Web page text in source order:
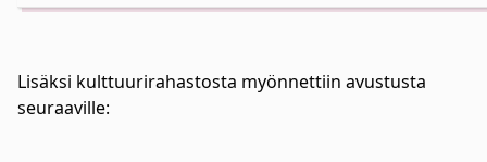
Lisäksi kulttuurirahastosta myönnettiin avustusta
seuraaville: